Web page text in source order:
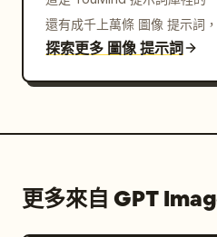
還有成千上萬條 圖像 提示詞
探索更多 圖像 提示詞
更多來自 GPT